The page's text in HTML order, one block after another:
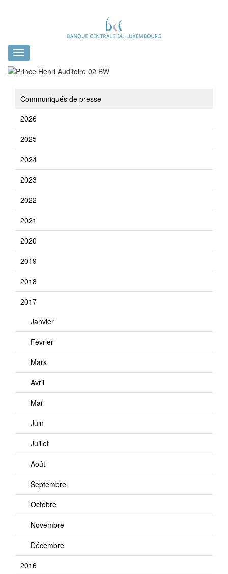
Toggle
navigation
Communiqués de presse
2026
2025
2024
2023
2022
2021
2020
2019
2018
2017
Janvier
Février
Mars
Avril
Mai
Juin
Juillet
Août
Septembre
Octobre
Novembre
Décembre
2016